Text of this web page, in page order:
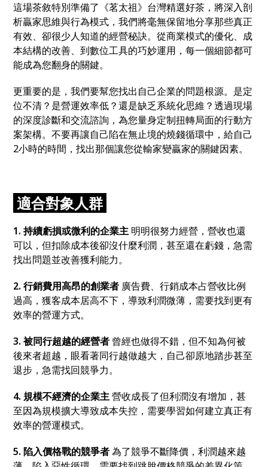
這場茶敘特別準備了《茗太祖》台灣精選好茶 ，將深入剖
析贏家思維與行為模式，我們將毫無保留地分享那些真正
有效、卻很少人知道的經營秘訣。從商業模式的優化、成
本結構的改善、到數位工具的巧妙運用 ，每一個細節都可
能成為您翻身的關鍵。
更重要的是 ，我們要幫您找出自己企業的問題根源。是定
位不清？ 是營運效率低？還是缺乏系統化思維 ？透過現場
的深度診斷和交流諮詢 ，為您量身定制扭轉局面的行動方
案架構。不要再讓自己陷在無止境的燒錢循環中 ，給自己
2小時的時間 ，找出那個讓您從輸家變贏家的關鍵因素。
適合對象人群
1. 持續虧損或微利的企業主 明明很努力經營 ，營收也還
可以 ，但扣除成本後卻沒什麼利潤 ，甚至還在虧錢 ，急需
找出問題並改善獲利能力。
2. 行銷費用高昂的創業者 廣告費、行銷成本占營收比例
過高 ，獲客成本居高不下 ，導致利潤微薄 ， 需要找到更有
效率的營運方式。
3. 被同行超越的經營者 曾經也做得不錯 ，但不知為何被
後來者超越 ， 眼看著同行越做越大 ， 自己卻原地踏步甚至
退步 ，急需找回競爭力。
4. 規模不經濟的企業主營收成長了但利潤沒有增加 ，甚
至因為規模擴大導致成本失控 ， 需要學習如何建立真正有
效率的營運模式。
5. 陷入價格戰的競爭者為了競爭不斷降價 ，利潤越來越